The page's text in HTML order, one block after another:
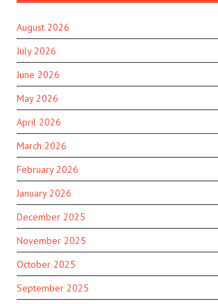
August 2026
July 2026
June 2026
May 2026
April 2026
March 2026
February 2026
January 2026
December 2025
November 2025
October 2025
September 2025